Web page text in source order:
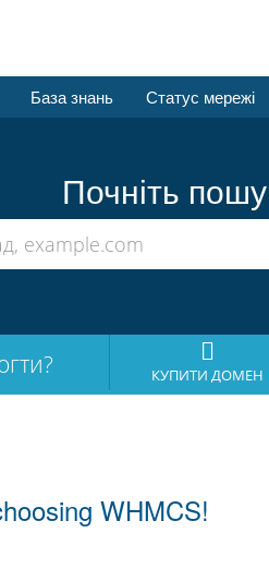
База знань Статус мережі
Почніть
КУПИТИ ДОМЕН
WHMCS!